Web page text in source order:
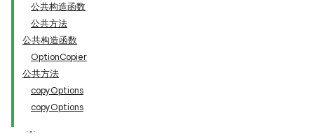
公共构造函数
公共方法
公共构造函数
OptionCopier
公共方法
copyOptions
copyOptions